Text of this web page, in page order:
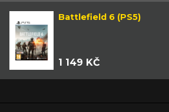
Battlefield 6 (PS5)
1 149 KČ